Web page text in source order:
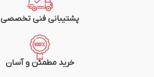
پشتیبانی فنی تخصصی
خرید مطمئن و آسان